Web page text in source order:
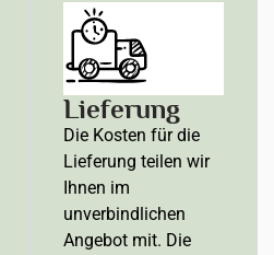
Lieferung
Die Kosten für die
Lieferung teilen wir
Ihnen im
unverbindlichen
Angebot mit. Die